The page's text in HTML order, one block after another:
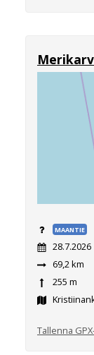
MAANTIE
28.7.2026
69,2 km
255 m
Tallenna